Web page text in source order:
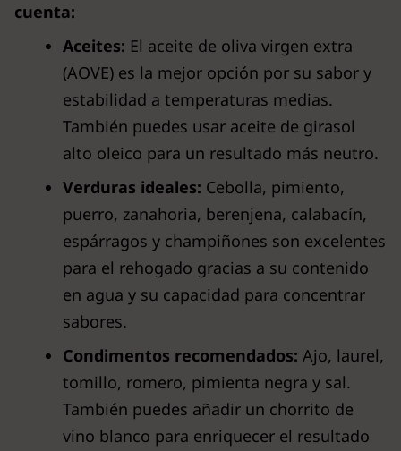
cuenta:
Aceites: El aceite de oliva virgen extra
(AOVE) es la mejor opción por su sabor y
estabilidad a temperaturas medias.
También puedes usar aceite de girasol
alto oleico para un resultado más neutro.
Verduras ideales: Cebolla, pimiento,
puerro, zanahoria, berenjena, calabacín,
espárragos y champiñones son excelentes
para el rehogado gracias a su contenido
en agua y su capacidad para concentrar
sabores.
Condimentos recomendados: Ajo, laurel,
tomillo, romero, pimienta negra y sal.
También puedes añadir un chorrito de
vino blanco para enriquecer el resultado